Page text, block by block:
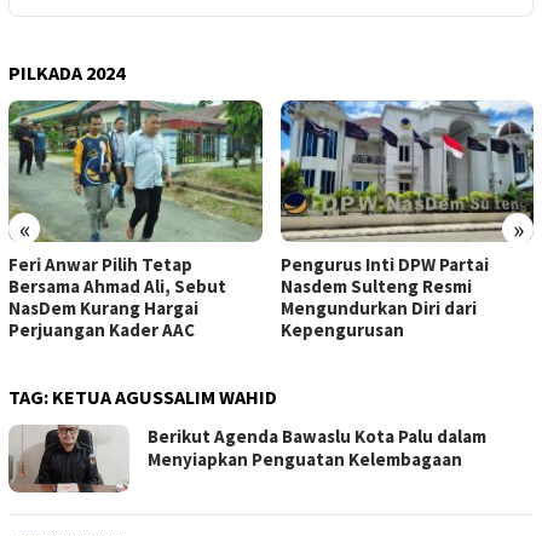
PILKADA 2024
« »
Feri Anwar Pilih Tetap
Bersama Ahmad Ali, Sebut
NasDem Kurang Hargai
Perjuangan Kader AAC
Pengurus Inti DPW Partai
Nasdem Sulteng Resmi
Mengundurkan Diri dari
Kepengurusan
TAG: KETUA AGUSSALIM WAHID
Berikut Agenda Bawaslu Kota Palu dalam
Menyiapkan Penguatan Kelembagaan